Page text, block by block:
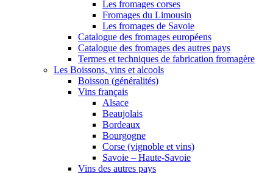
Les fromages corses
Fromages du Limousin
Les fromages de Savoie
Catalogue des fromages européens
Catalogue des fromages des autres pays
Termes et techniques de fabrication fromagère
Les Boissons, vins et alcools
Boisson (généralités)
Vins français
Alsace
Beaujolais
Bordeaux
Bourgogne
Corse (vignoble et vins)
Savoie – Haute-Savoie
Vins des autres pays